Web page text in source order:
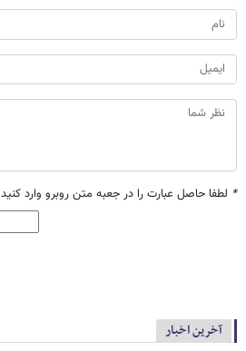
* لطفا حاصل عبارت را در جعبه متن روبرو وارد کنید
آخرین اخبار